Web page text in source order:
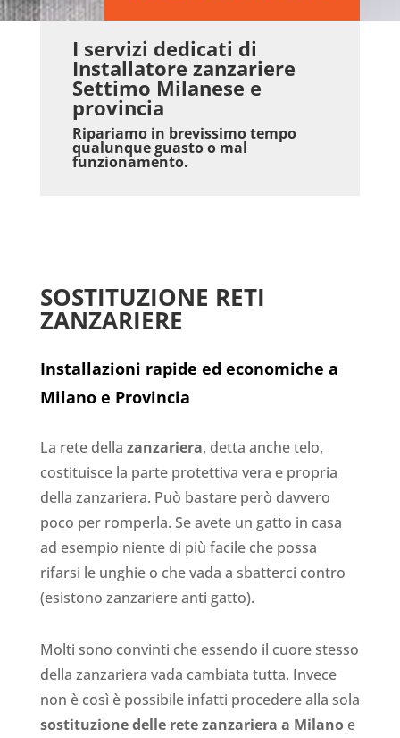
I servizi dedicati di
Installatore zanzariere
Settimo Milanese e
provincia
Ripariamo in brevissimo tempo
qualunque guasto o mal
funzionamento.
SOSTITUZIONE RETI
ZANZARIERE
Installazioni rapide ed economiche a
Milano e Provincia
La rete della zanzariera, detta anche telo,
costituisce la parte protettiva vera e propria
della zanzariera. Può bastare però davvero
poco per romperla. Se avete un gatto in casa
ad esempio niente di più facile che possa
rifarsi le unghie o che vada a sbatterci contro
(esistono zanzariere anti gatto).
Molti sono convinti che essendo il cuore stesso
della zanzariera vada cambiata tutta. Invece
non è così è possibile infatti procedere alla sola
sostituzione delle rete zanzariera a Milanoe